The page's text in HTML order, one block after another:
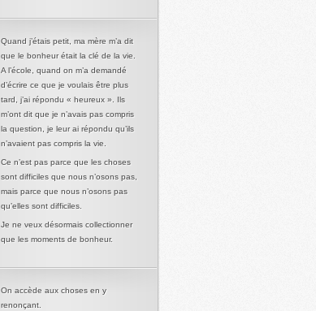
Quand j’étais petit, ma mère m’a dit
que le bonheur était la clé de la vie.
A l’école, quand on m’a demandé
d’écrire ce que je voulais être plus
tard, j’ai répondu « heureux ». Ils
m’ont dit que je n’avais pas compris
la question, je leur ai répondu qu’ils
n’avaient pas compris la vie.
Ce n’est pas parce que les choses
sont difficiles que nous n’osons pas,
mais parce que nous n’osons pas
qu’elles sont difficiles.
Je ne veux désormais collectionner
que les moments de bonheur.
On accède aux choses en y
renonçant.